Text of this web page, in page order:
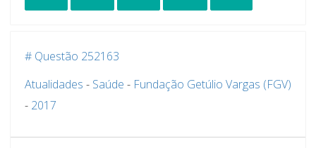
# Questão 252163
Atualidades - Saúde - Fundação Getúlio Vargas (FGV)
- 2017